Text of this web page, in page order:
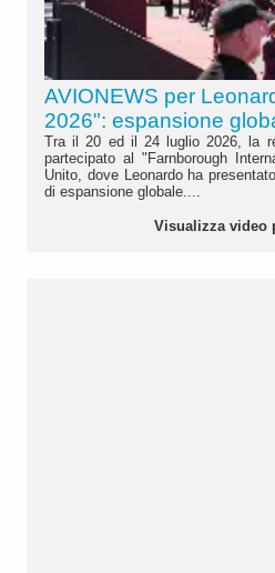
AVIONEWS per
2026": espansione
Tra il 20 ed il 24 luglio 2026, la
partecipato al "Farnborough
Unito, dove Leonardo ha
di espansione globale....
Visualizza video